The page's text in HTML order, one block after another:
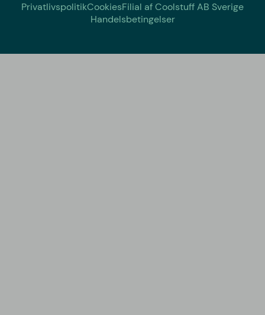
PrivatlivspolitikCookiesFilial af Coolstuff AB Sverige
Handelsbetingelser